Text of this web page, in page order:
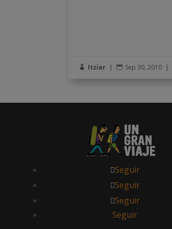
 Itziar |  Sep 30, 2010 |
Seguir
Seguir
Seguir
Seguir